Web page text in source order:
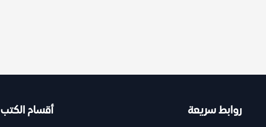
روابط سريعة أقسام الكتب